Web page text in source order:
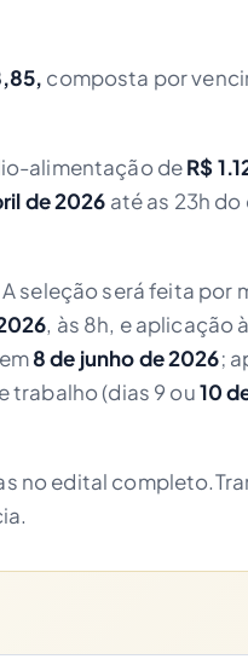
composta por
alimentação deR$
de 2026 até as 23h
A seleção será feita por
, às 8h, e aplicação
8 de junho de 2026;
trabalho (dias 9 ou10
no edital